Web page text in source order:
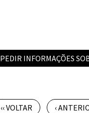
PEDIR INFORMAÇÕES
‹‹ VOLTAR ‹